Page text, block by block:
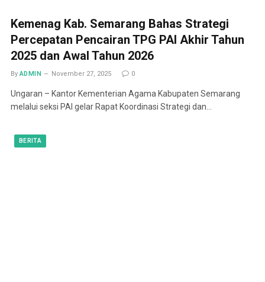
Kemenag Kab. Semarang Bahas Strategi
Percepatan Pencairan TPG PAI Akhir Tahun
2025 dan Awal Tahun 2026
By ADMIN November 27, 2025 0
Ungaran – Kantor Kementerian Agama Kabupaten Semarang
melalui seksi PAI gelar Rapat Koordinasi Strategi dan…
BERITA